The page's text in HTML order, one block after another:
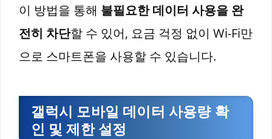
이 방법을 통해 불필요한 데이터 사용을 완
전히 차단할 수 있어, 요금 걱정 없이 Wi-Fi만
으로 스마트폰을 사용할 수 있습니다.
갤럭시 모바일 데이터 사용량 확
인 및 제한 설정